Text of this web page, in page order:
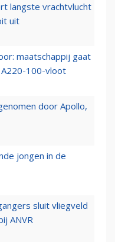
langste vrachtvlucht
uit
maatschappij gaat
A220-100-vloot
door Apollo,
jongen in de
sluit vliegveld
ANVR